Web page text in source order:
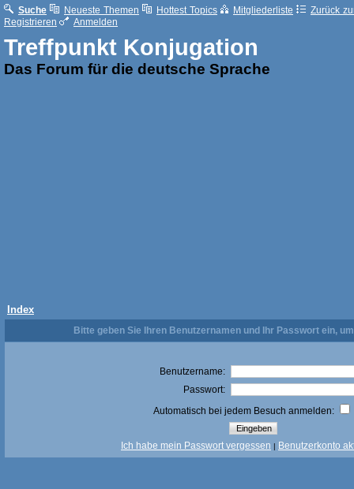
Suche Neueste Themen Hottest Topics Mitgliederliste
Zurück
Registrieren
Anmelden
Treffpunkt Konjugation
Das Forum für die deutsche Sprache
Index
Bitte geben Sie Ihren Benutzernamen und Ihr Passwort ein,
Benutzername:
Passwort:
Automatisch bei jedem Besuch anmelden:
Ich habe mein Passwort vergessen | Benutzerkonto